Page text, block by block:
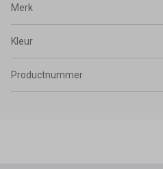
Merk
Kleur
Productnummer